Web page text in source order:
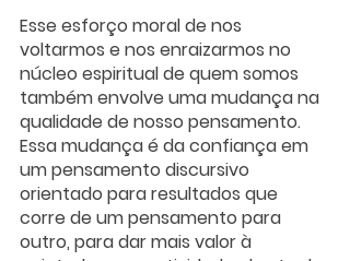
Esse esforço moral de nos
voltarmos e nos enraizarmos no
núcleo espiritual de quem somos
também envolve uma mudança na
qualidade de nosso pensamento.
Essa mudança é da confiança em
um pensamento discursivo
orientado para resultados que
corre de um pensamento para
outro, para dar mais valor à